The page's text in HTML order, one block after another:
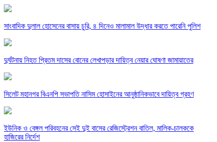
সাংবাদিক দুলাল হোসেনের বাসায় চুরি, ৪ দিনেও মালামাল উদ্ধার করতে পারেনি পুলিশ
দুর্ঘটনায় নিহত প্রিতম দাসের বোনের লেখাপড়ার দায়িত্ব নেয়ার ঘোষণা জামায়াতের
সিলেট মহানগর বিএনপি সভাপতি নাসিম হোসাইনের আনুষ্ঠানিকভাবে দায়িত্ব গ্রহণ
ইউনিক ও বেঙ্গল পরিবহনের সেই দুই বাসের রেজিস্ট্রেশন বাতিল, মালিক-চালককে
হাজিরের নির্দেশ